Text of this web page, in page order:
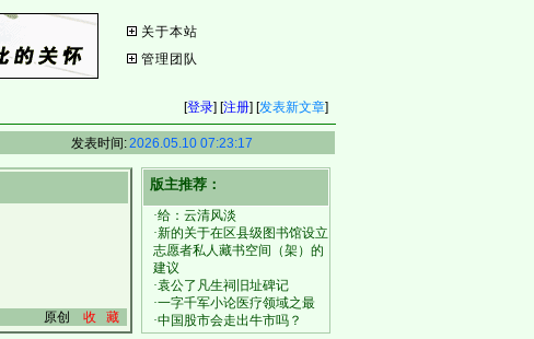
关于本站
管理团队
[登录] [注册] [发表新文章]
发表时间:2026.05.10 07:23:17
原创 收 藏
版主推荐：
·给：云清风淡
·新的关于在区县级图书馆设立
志愿者私人藏书空间（架）的
建议
·袁公了凡生祠旧址碑记
·一字千军小论医疗领域之最
·中国股市会走出牛市吗？